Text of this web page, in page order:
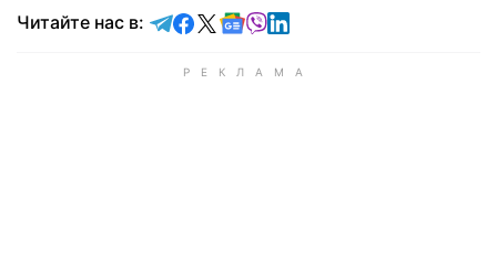
Читайте нас в: Читайте в Telegram
Читайте в Facebook
Читайте в X
Читайте в Google news
Читайте в Viber
Читайте в LinkedIn